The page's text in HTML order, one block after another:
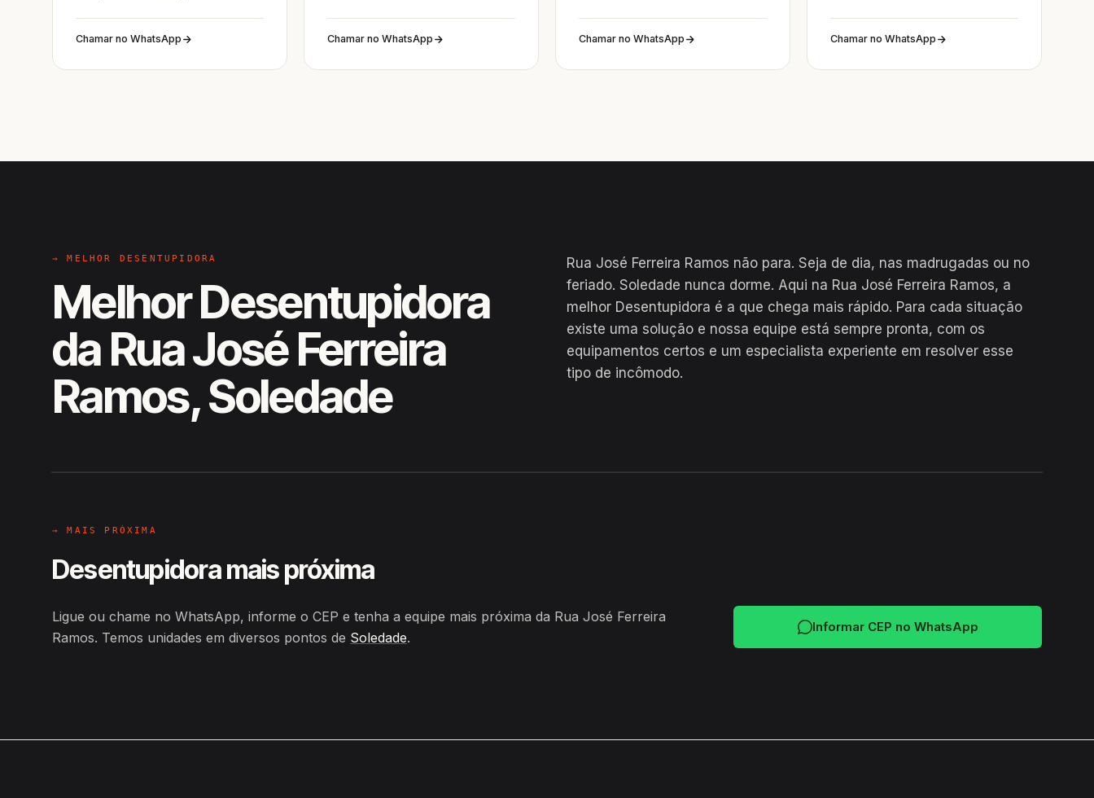
Chamar no WhatsApp Chamar no WhatsApp Chamar no WhatsApp Chamar no WhatsApp
→ MELHOR DESENTUPIDORA
Melhor Desentupidora
da Rua José Ferreira
Ramos, Soledade
Rua José Ferreira Ramos não para. Seja de dia, nas madrugadas ou no
feriado. Soledade nunca dorme. Aqui na Rua José Ferreira Ramos, a
melhor Desentupidora é a que chega mais rápido. Para cada situação
existe uma solução e nossa equipe está sempre pronta, com os
equipamentos certos e um especialista experiente em resolver esse
tipo de incômodo.
EM CAMPO
→ MAIS PRÓXIMA
Desentupidora mais próxima
Ligue ou chame no WhatsApp, informe o CEP e tenha a equipe mais próxima da Rua José Ferreira
Ramos. Temos unidades em diversos pontos de Soledade.
Informar CEP no WhatsApp